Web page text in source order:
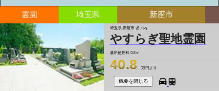
霊園 埼玉県 新座市
埼玉県 新座市 堀ノ内
やすらぎ聖地霊園
墓所使用料 0.8㎡
40.8 万円より
概要を閉じる